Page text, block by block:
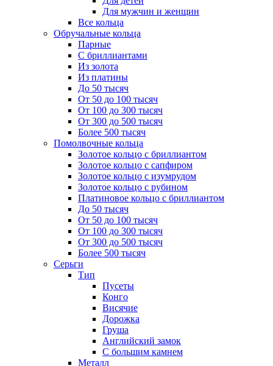
Для мужчин и женщин
Все кольца
Обручальные кольца
Парные
С бриллиантами
Из золота
Из платины
До 50 тысяч
От 50 до 100 тысяч
От 100 до 300 тысяч
От 300 до 500 тысяч
Более 500 тысяч
Помолвочные кольца
Золотое кольцо с бриллиантом
Золотое кольцо с сапфиром
Золотое кольцо с изумрудом
Золотое кольцо с рубином
Платиновое кольцо с бриллиантом
До 50 тысяч
От 50 до 100 тысяч
От 100 до 300 тысяч
От 300 до 500 тысяч
Более 500 тысяч
Серьги
Тип
Пусеты
Конго
Висячие
Дорожка
Груша
Английский замок
С большим камнем
Металл